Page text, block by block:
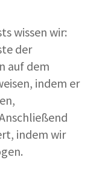
wissen wir:
der
auf dem
indem er
indem wir